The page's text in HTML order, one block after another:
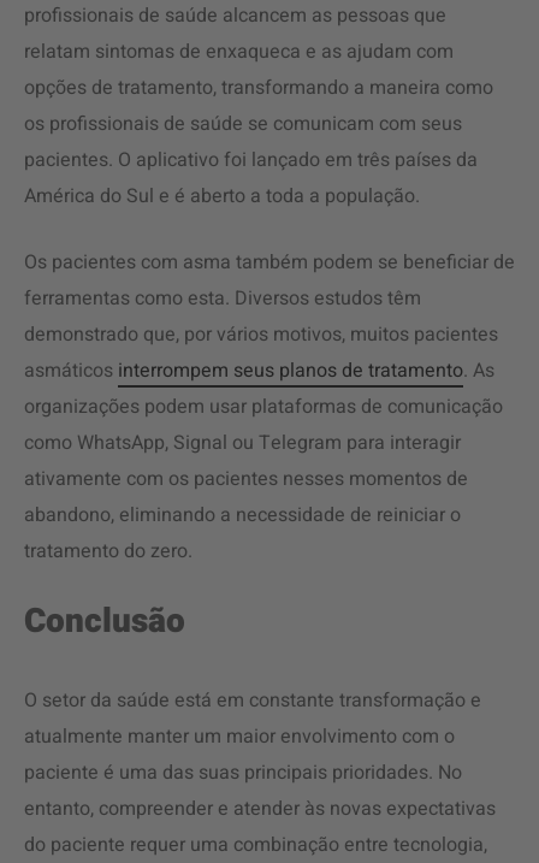
profissionais de saúde alcancem as pessoas que
relatam sintomas de enxaqueca e as ajudam com
opções de tratamento, transformando a maneira como
os profissionais de saúde se comunicam com seus
pacientes. O aplicativo foi lançado em três países da
América do Sul e é aberto a toda a população.
Os pacientes com asma também podem se beneficiar de
ferramentas como esta. Diversos estudos têm
demonstrado que, por vários motivos, muitos pacientes
asmáticos interrompem seus planos de tratamento. As
organizações podem usar plataformas de comunicação
como WhatsApp, Signal ou Telegram para interagir
ativamente com os pacientes nesses momentos de
abandono, eliminando a necessidade de reiniciar o
tratamento do zero.
Conclusão
O setor da saúde está em constante transformação e
atualmente manter um maior envolvimento com o
paciente é uma das suas principais prioridades. No
entanto, compreender e atender às novas expectativas
do paciente requer uma combinação entre tecnologia,